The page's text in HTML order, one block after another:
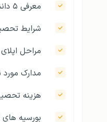
معرفی ۵ دانشگاه برتر سوئد
شرایط
مراحل
مدارک مورد
هزینه
بورسیه